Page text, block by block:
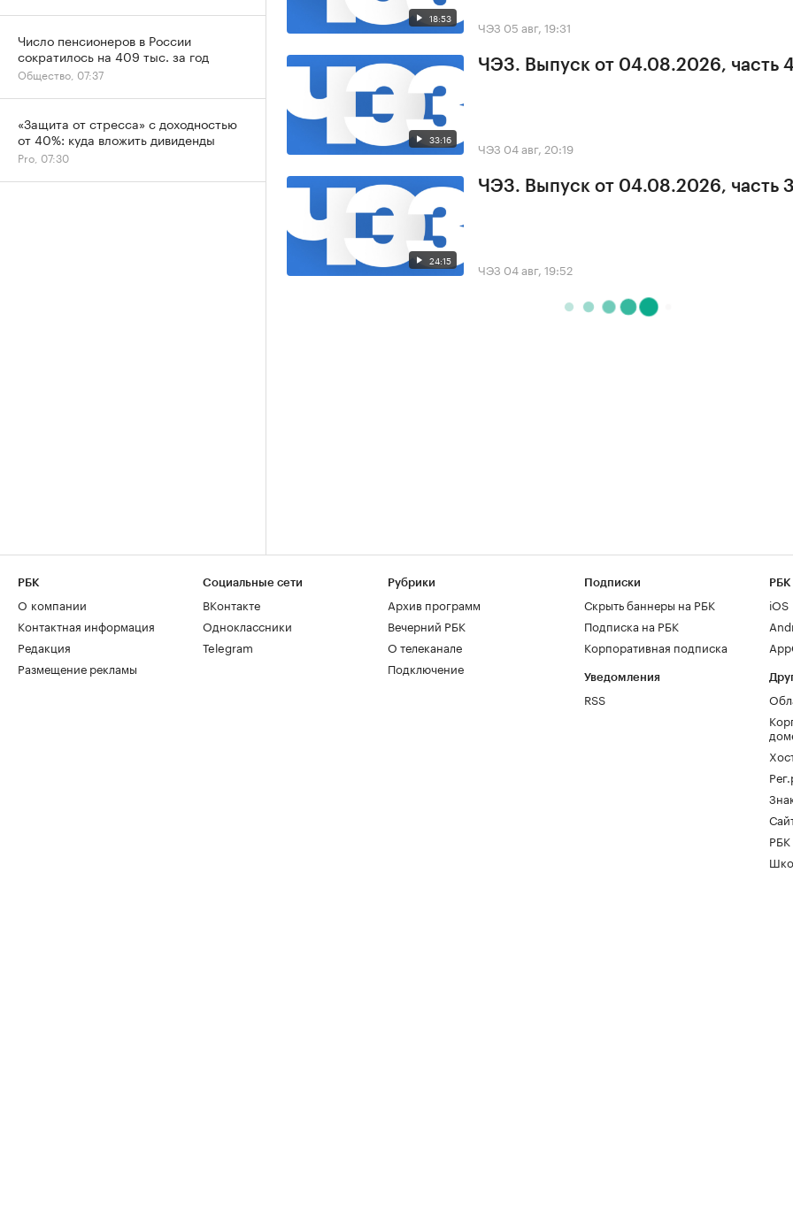
18:53 ЧЭЗ 05 авг, 19:31
33:16
ЧЭЗ. Выпуск от 04.08.2026, часть
ЧЭЗ 04 авг, 20:19
24:15
ЧЭЗ. Выпуск от 04.08.2026, часть
ЧЭЗ 04 авг, 19:52
Число пенсионеров в России
сократилось на 409 тыс. за год
Общество, 07:37
«Защита от стресса» с доходностью
от 40%: куда вложить дивиденды
Pro, 07:30
РБК
О компании
Контактная информация
Редакция
Размещение рекламы
Социальные сети
ВКонтакте
Одноклассники
Telegram
Рубрики
Архив программ
Вечерний РБК
О телеканале
Подключение
Подписки
Скрыть баннеры на РБК
Подписка на РБК
Корпоративная подписка
Уведомления
RSS
РБК
iOS